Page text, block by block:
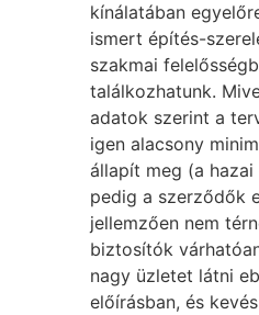
kínálatában
ismert építés-
szakmai
találkozhatunk.
adatok szerint a
igen alacsony
állapít meg (a
pedig a szerződők
jellemzően nem
biztosítók
nagy üzletet látni
előírásban, és